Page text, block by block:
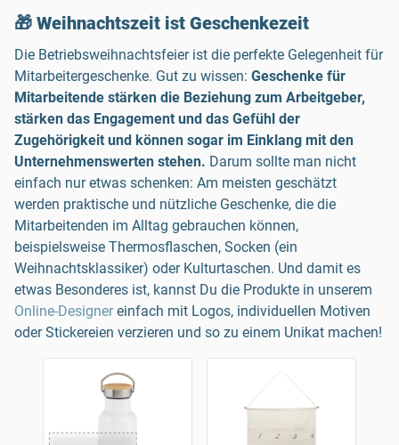
🎁 Weihnachtszeit ist Geschenkezeit
Die Betriebsweihnachtsfeier ist die perfekte Gelegenheit für
Mitarbeitergeschenke. Gut zu wissen: Geschenke für
Mitarbeitende stärken die Beziehung zum Arbeitgeber,
stärken das Engagement und das Gefühl der
Zugehörigkeit und können sogar im Einklang mit den
Unternehmenswerten stehen. Darum sollte man nicht
einfach nur etwas schenken: Am meisten geschätzt
werden praktische und nützliche Geschenke, die die
Mitarbeitenden im Alltag gebrauchen können,
beispielsweise Thermosflaschen, Socken (ein
Weihnachtsklassiker) oder Kulturtaschen. Und damit es
etwas Besonderes ist, kannst Du die Produkte in unserem
Online-Designereinfach mit Logos, individuellen Motiven
oder Stickereien verzieren und so zu einem Unikat machen!